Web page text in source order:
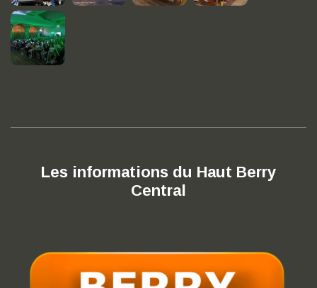
Les informations du Haut Berry
Central